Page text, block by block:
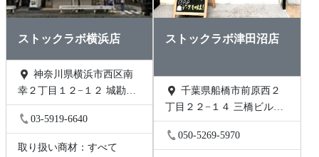
ストックラボ横浜店
幸２丁目１２−１２ 城勘ビ
ル 1F
03-5919-6640
取り扱い商材：すべて
ストックラボ津田沼店
千葉県船橋市前原西２
丁目２２−１４ 三橋ビル
202号
050-5269-5970